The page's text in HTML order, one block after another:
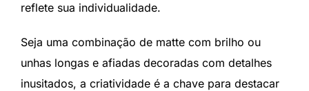
reflete sua individualidade.
Seja uma combinação de matte com brilho ou
unhas longas e afiadas decoradas com detalhes
inusitados, a criatividade é a chave para destacar